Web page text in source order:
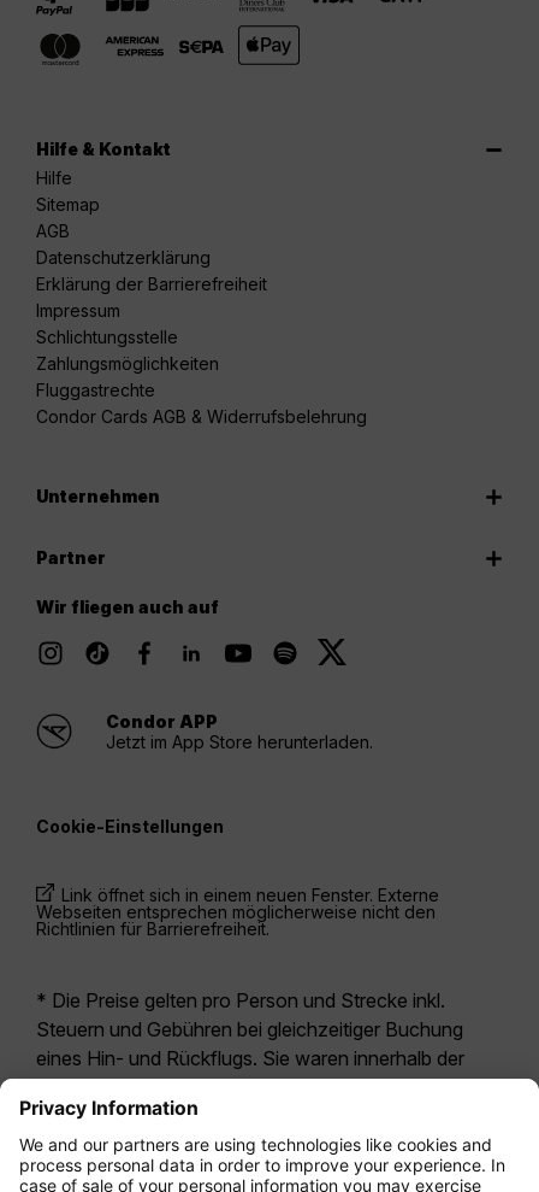
Hilfe & Kontakt
Hilfe
Sitemap
AGB
Datenschutzerklärung
Erklärung der Barrierefreiheit
Impressum
Schlichtungsstelle
Zahlungsmöglichkeiten
Fluggastrechte
Condor Cards AGB & Widerrufsbelehrung
Unternehmen
Partner
Wir fliegen auch auf
Condor APP
Jetzt im App Store herunterladen.
Cookie-Einstellungen
Link öffnet sich in einem neuen Fenster. Externe
Webseiten entsprechen möglicherweise nicht den
Richtlinien für Barrierefreiheit.
* Die Preise gelten pro Person und Strecke inkl.
Steuern und Gebühren bei gleichzeitiger Buchung
eines Hin- und Rückflugs. Sie waren innerhalb der
letzten 24 Stunden verfügbar und sind
möglicherweise nicht mehr aktuell. Bei den für die
Economy Class angegebenen Tarifen handelt es
sich i.d.R. um Economy Zero, unsere restriktivste